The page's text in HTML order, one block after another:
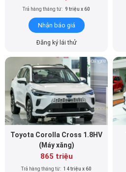
Trả hàng tháng từ: 9 triệu x 60
Nhận báo giá
Đăng ký lái thử
Toyota Corolla Cross 1.8HV
(Máy xăng)
865 triệu
Trả hàng tháng từ: 14 triệu x 60